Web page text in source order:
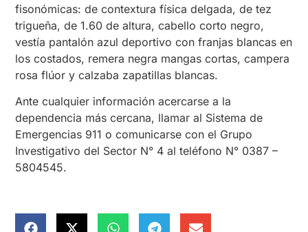
fisonómicas: de contextura física delgada, de tez
trigueña, de 1.60 de altura, cabello corto negro,
vestía pantalón azul deportivo con franjas blancas en
los costados, remera negra mangas cortas, campera
rosa flúor y calzaba zapatillas blancas.
Ante cualquier información acercarse a la
dependencia más cercana, llamar al Sistema de
Emergencias 911 o comunicarse con el Grupo
Investigativo del Sector N° 4 al teléfono N° 0387 –
5804545.